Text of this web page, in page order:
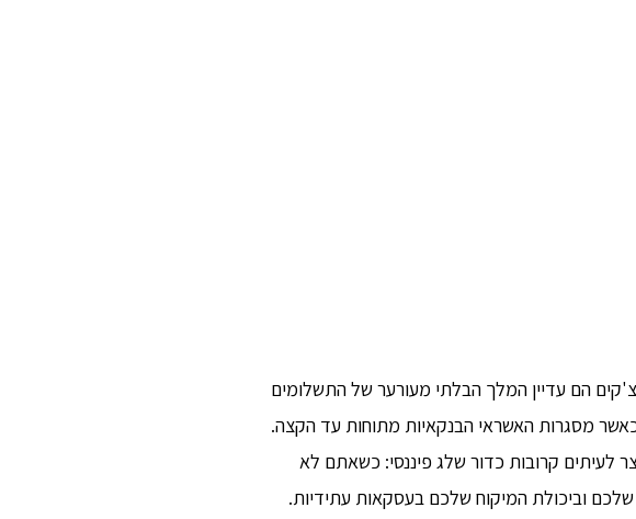
הם עדיין המלך הבלתי מעורער של התשלומים
מסגרות האשראי הבנקאיות מתוחות עד הקצה.
לעיתים קרובות כדור שלג פיננסי: כשאתם לא
וביכולת המיקוח שלכם בעסקאות עתידיות.